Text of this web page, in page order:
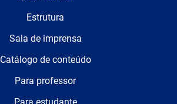
Estrutura
Sala de imprensa
Catálogo de conteúdo
Para professor